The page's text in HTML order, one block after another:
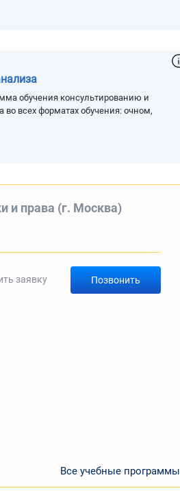
обучения консультированию и
во всех форматах обучения: очном,
и права (г. Москва)
заявку Позвонить
Все учебные программы